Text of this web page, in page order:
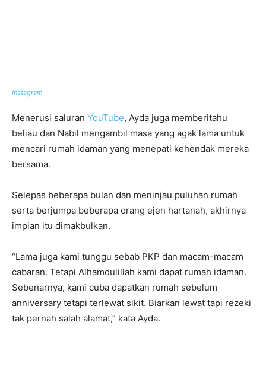
Instagram
Menerusi saluran YouTube, Ayda juga memberitahu
beliau dan Nabil mengambil masa yang agak lama untuk
mencari rumah idaman yang menepati kehendak mereka
bersama.
Selepas beberapa bulan dan meninjau puluhan rumah
serta berjumpa beberapa orang ejen hartanah, akhirnya
impian itu dimakbulkan.
“Lama juga kami tunggu sebab PKP dan macam-macam
cabaran. Tetapi Alhamdulillah kami dapat rumah idaman.
Sebenarnya, kami cuba dapatkan rumah sebelum
anniversary tetapi terlewat sikit. Biarkan lewat tapi rezeki
tak pernah salah alamat,” kata Ayda.